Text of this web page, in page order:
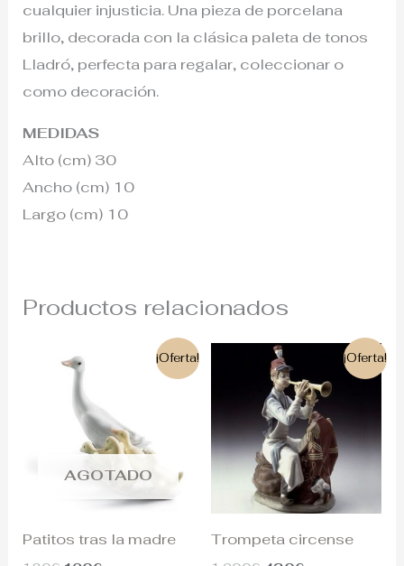
cualquier injusticia. Una pieza de porcelana
brillo, decorada con la clásica paleta de tonos
Lladró, perfecta para regalar, coleccionar o
como decoración.
MEDIDAS
Alto (cm) 30
Ancho (cm) 10
Largo (cm) 10
Productos relacionados
¡Oferta!
AGOTADO
Patitos tras la madre
precio
original
era:
180€.120€.
¡Oferta!
Trompeta circense
El
precio
original
era:
1.200€.
precio
actual
es:
430€.